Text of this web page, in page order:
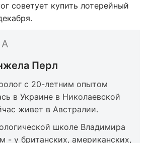
советует купить лотерейный
Перл
с 20-летним опытом
в Украине в Николаевской
живет в Австралии.
школе Владимира
- у британских, американских,